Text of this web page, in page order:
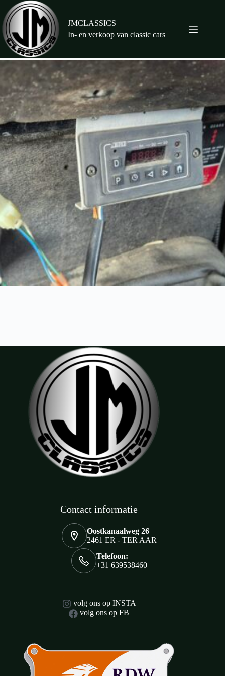
naar
de
inhoud
JMCLASSICS
In- en verkoop van classic cars
Contact informatie
Oostkanaalweg 26
2461 ER - TER AAR
Telefoon:
+31 639538460
volg ons op INSTA
volg ons op FB